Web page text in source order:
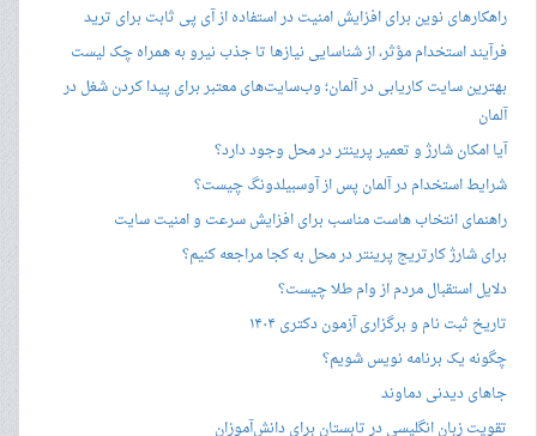
راهکارهای نوین برای افزایش امنیت در استفاده از آی پی ثابت برای ترید
فرآیند استخدام مؤثر، از شناسایی نیازها تا جذب نیرو به همراه چک لیست
بهترین سایت کاریابی در آلمان؛ وب‌سایت‌های معتبر برای پیدا کردن شغل در
آلمان
آیا امکان شارژ و تعمیر پرینتر در محل وجود دارد؟
شرایط استخدام در آلمان پس از آوسبیلدونگ چیست؟
راهنمای انتخاب هاست مناسب برای افزایش سرعت و امنیت سایت
برای شارژ کارتریج پرینتر در محل به کجا مراجعه کنیم؟
دلایل استقبال مردم از وام طلا چیست؟
تاریخ ثبت نام و برگزاری آزمون دکتری ۱۴۰۴
چگونه یک برنامه نویس شویم؟
جاهای دیدنی دماوند
تقویت زبان انگلیسی در تابستان برای دانش‌آموزان